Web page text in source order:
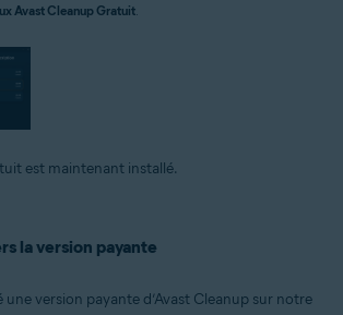
Avast Cleanup Gratuit.
est maintenant installé.
la version payante
une version payante d’Avast Cleanup sur notre